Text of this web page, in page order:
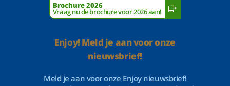
Brochure 2026
Vraag nu de brochure voor 2026 aan!
Enjoy! Meld je aan voor onze
nieuwsbrief!
Meld je aan voor onze Enjoy nieuwsbrief!